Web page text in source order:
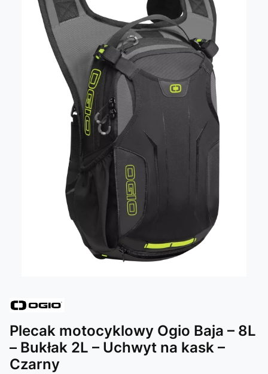
Plecak motocyklowy Ogio Baja – 8L
– Bukłak 2L – Uchwyt na kask –
Czarny